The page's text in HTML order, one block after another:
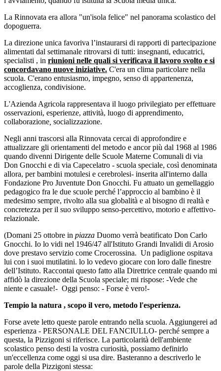
La Rinnovata era allora "un'isola felice" nel panorama scolastico del
dopoguerra.
La direzione unica favoriva l’instaurarsi di rapporti di partecipazione
alimentati dal settimanale ritrovarsi di tutti: insegnanti, educatrici,
specialisti , in riunioni nelle quali si verificava il lavoro svolto e si
concordavano nuove iniziative. C'era un clima particolare nella
scuola. C'erano entusiasmo, impegno, senso di appartenenza,
accoglienza, condivisione.
L'Azienda Agricola rappresentava il luogo privilegiato per effettuare
osservazioni, esperienze, attività, luogo di apprendimento,
collaborazione socializzazione.
Negli anni trascorsi alla Rinnovata cercai di approfondire e
attualizzare gli orientamenti del metodo e ancor più dal 1968 al 1986
quando divenni Dirigente delle Scuole Materne Comunali di via
Don Gnocchi e di via Capecelatro - scuola speciale, così denominata
allora, per bambini motulesi e cerebrolesi- inserita all'interno dalla
Fondazione Pro Juventute Don Gnocchi. Fu attuato un gemellaggio
pedagogico fra le due scuole perché l’approccio al bambino è il
medesimo sempre, rivolto alla sua globalità e al bisogno di realtà e
concretezza per il suo sviluppo senso-percettivo, motorio e affettivo-
relazionale.
(Domani 25 ottobre in piazza Duomo verrà beatificato Don Carlo
Gnocchi. Io lo vidi nel 1946/47 all'Istituto Grandi Invalidi di Arosio
dove prestavo servizio come Crocerossina. Un padiglione ospitava
lui con i suoi mutilatini. lo lo vedevo giocare con loro dalle finestre
dell’Istituto. Raccontai questo fatto alla Direttrice centrale quando mi
affidò la direzione della Scuola speciale; mi rispose: -Vede che
niente e casuale!- Oggi penso: - Forse è vero!-
Tempio la natura , scopo il vero, metodo l'esperienza.
Forse avete letto queste parole entrando nella scuola. Aggiungerei ad
esperienza - PERSONALE DEL FANCIULLO- perché sempre a
questa, la Pizzigoni si riferisce. La particolarità dell'ambiente
scolastico penso desti la vostra curiosità, possiamo definirlo
un'eccellenza come oggi si usa dire. Basteranno a descriverlo le
parole della Pizzigoni stessa: